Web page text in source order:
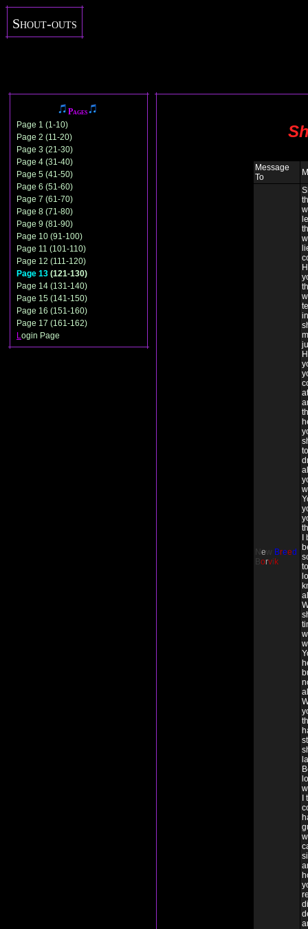
Shout-outs
Pages
Page 1 (1-10)
Page 2 (11-20)
Page 3 (21-30)
Page 4 (31-40)
Page 5 (41-50)
Page 6 (51-60)
Page 7 (61-70)
Page 8 (71-80)
Page 9 (81-90)
Page 10 (91-100)
Page 11 (101-110)
Page 12 (111-120)
Page 13 (121-130)
Page 14 (131-140)
Page 15 (141-150)
Page 16 (151-160)
Page 17 (161-162)
Login Page
Message
To
N ew Breed
B orvi k